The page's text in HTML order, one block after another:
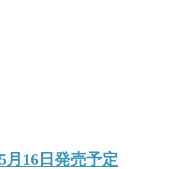
16日発売予定